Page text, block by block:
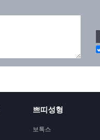
쁘띠성형
보톡스